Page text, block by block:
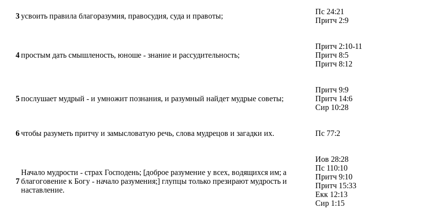
3усвоить правила благоразумия, правосудия, суда и правоты;
Пс 24:21
Притч 2:9
4простым дать смышленость, юноше - знание и рассудительность;
Притч 2:10-11
Притч 8:5
Притч 8:12
5послушает мудрый - и умножит познания, и разумный найдет мудрые советы;
Притч 9:9
Притч 14:6
Сир 10:28
6чтобы разуметь притчу и замысловатую речь, слова мудрецов и загадки их. Пс 77:2
7
Начало мудрости - страх Господень; [доброе разумение у всех, водящихся им; а
благоговение к Богу - начало разумения;] глупцы только презирают мудрость и
наставление.
Иов 28:28
Пс 110:10
Притч 9:10
Притч 15:33
Екк 12:13
Сир 1:15